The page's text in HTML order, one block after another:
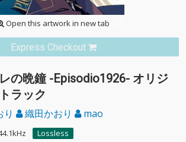
Open this artwork in new tab
Express Checkout
の晩鐘 -Episodio1926- オリジ
ラック
織田かおり mao
Lossless